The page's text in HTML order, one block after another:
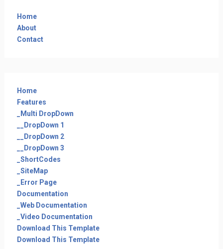
Home
About
Contact
Home
Features
_Multi DropDown
__DropDown 1
__DropDown 2
__DropDown 3
_ShortCodes
_SiteMap
_Error Page
Documentation
_Web Documentation
_Video Documentation
Download This Template
Download This Template